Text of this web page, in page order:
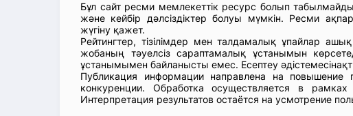
Бұл сайт ресми мемлекеттік ресурс болып
және кейбір дәлсіздіктер болуы мүмкін. Ресми
жүгіну қажет.
Рейтингтер, тізілімдер мен талдамалық ұпайлар
жобаның тәуелсіз сараптамалық ұстанымын
ұстанымымен байланысты емес. Есептеу
Публикация информации направлена на повышение
конкуренции. Обработка осуществляется в
Интерпретация результатов остаётся на усмотрение